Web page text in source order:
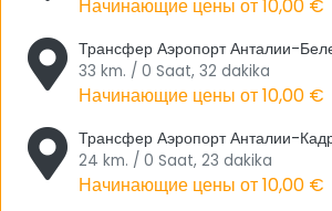
Анталии и площадью.
Передовая Концепция
Обслуживания в аэропорту
является одним из уникальных и
посещения мест, вам определенно следует
лучшими и качественными услугами,
Начинающие цены от10,00 €
Трансфер Аэропорт Анталии-
33 km. / 0 Saat, 32 dakika
Начинающие цены от10,00 €
Трансфер Аэропорт Анталии-
24 km. / 0 Saat, 23 dakika
Начинающие цены от10,00 €